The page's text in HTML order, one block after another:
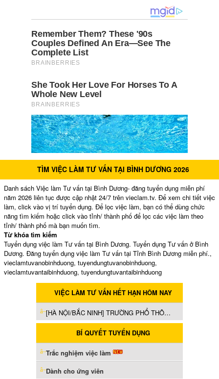
TÌM VIỆC LÀM TƯ VẤN TẠI BÌNH DƯƠNG 2026
Danh sách Việc làm Tư vấn tại Bình Dương- đăng tuyển dụng miễn phí
năm 2026 liên tục được cập nhật 24/7 trên vieclam.tv. Để xem chi tiết việc
làm, click vào vị trí tuyển dụng. Để lọc việc làm, bạn có thể dùng chức
năng tìm kiếm hoặc click vào tỉnh/ thành phố để lọc các việc làm theo
tỉnh/ thành phố mà bạn muốn tìm.
Từ khóa tìm kiếm
Tuyển dụng việc làm Tư vấn tại Bình Dương. Tuyển dụng Tư vấn ở Bình
Dương. Đăng tuyển dụng việc làm Tư vấn tại Tỉnh Bình Dương miễn phí.,
vieclamtuvanobinhduong, tuyendungtuvanobinhduong,
vieclamtuvantaibinhduong, tuyendungtuvantaibinhduong
VIỆC LÀM TƯ VẤN HẾT HẠN HÔM NAY
[HÀ NỘI/BẮC NINH] TRƯỜNG PHỔ THÔNG IVS TUYỂN DỤNG CÁN BỘ QUẢN NHIỆM NỘI TRÚ (Hà Nội)
BÍ QUYẾT TUYỂN DỤNG
Trắc nghiệm việc làm
Dành cho ứng viên